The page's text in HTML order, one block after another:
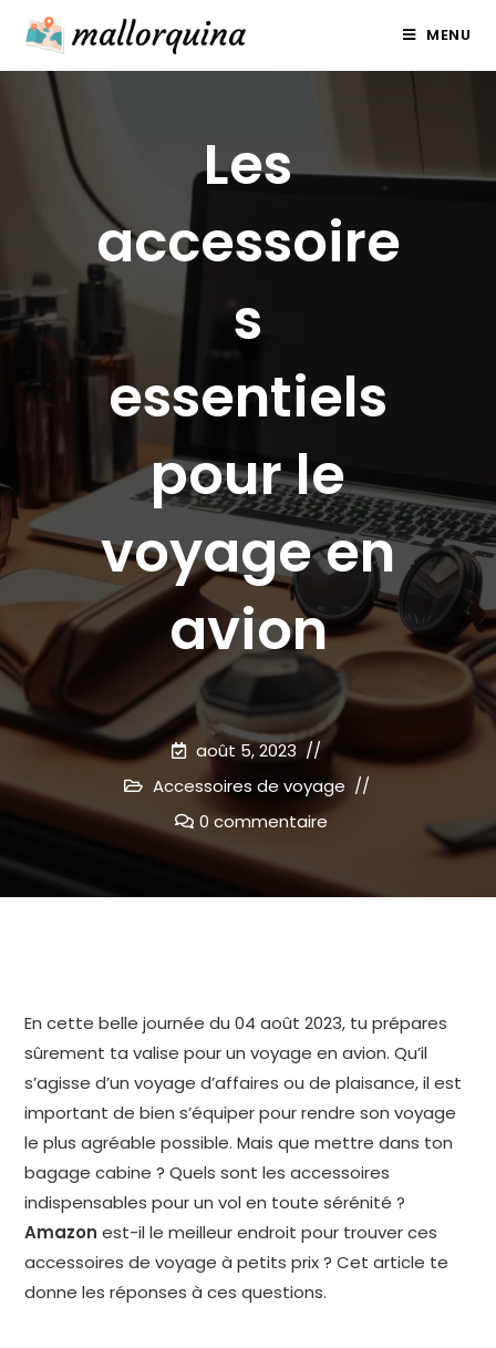
content
MENU
Les
accessoire
s
essentiels
pour le
voyage en
avion
août 5, 2023
Accessoires de voyage
0 commentaire
En cette belle journée du 04 août 2023, tu prépares
sûrement ta valise pour un voyage en avion. Qu’il
s’agisse d’un voyage d’affaires ou de plaisance, il est
important de bien s’équiper pour rendre son voyage
le plus agréable possible. Mais que mettre dans ton
bagage cabine ? Quels sont les accessoires
indispensables pour un vol en toute sérénité ?
Amazon est-il le meilleur endroit pour trouver ces
accessoires de voyage à petits prix ? Cet article te
donne les réponses à ces questions.